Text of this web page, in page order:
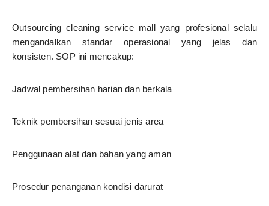
Outsourcing cleaning service mall yang profesional selalu
mengandalkan standar operasional yang jelas dan
konsisten. SOP ini mencakup:
Jadwal pembersihan harian dan berkala
Teknik pembersihan sesuai jenis area
Penggunaan alat dan bahan yang aman
Prosedur penanganan kondisi darurat